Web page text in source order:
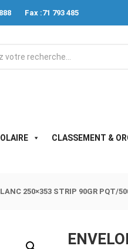
Fax :71 793 485
CLASSEMENT &
250×353 STRIP 90GR PQT/